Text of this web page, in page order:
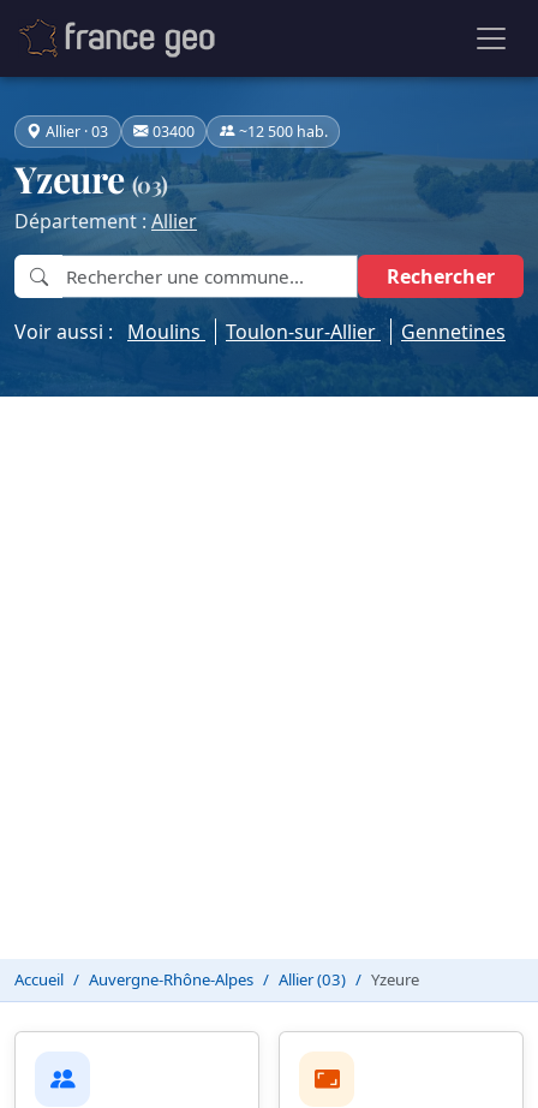
Allier · 03 03400 ~12 500 hab.
Yzeure(03)
Département : Allier
Rechercher
Voir aussi : Moulins Toulon-sur-Allier Gennetines
Accueil Auvergne-Rhône-Alpes Allier (03) Yzeure